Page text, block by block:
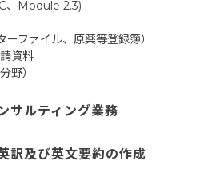
、Module 2.3)
ファイル、原薬等登録簿）
資料
野）
サルティング業務
訳及び英文要約の作成